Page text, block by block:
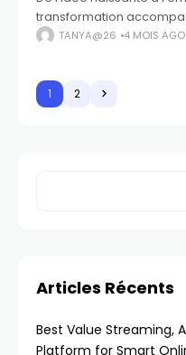
transformation
vaste univers
TANYA@26 4 MOIS AGO
1 2
Articles Récents
Best Value Streaming,
Platform for Smart